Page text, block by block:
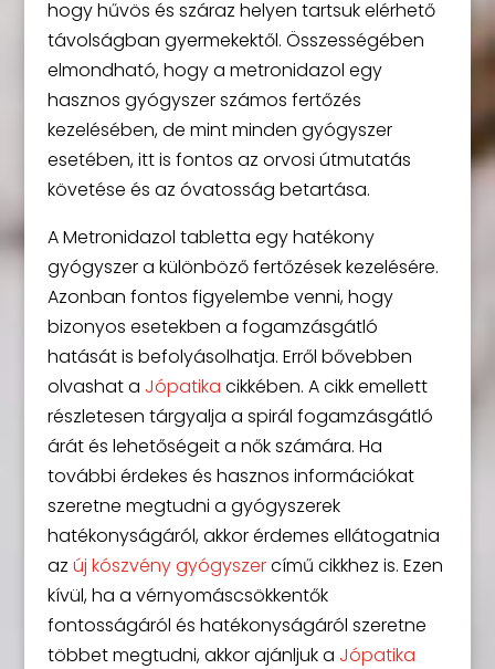
hogy hűvös és száraz helyen tartsuk elérhető
távolságban gyermekektől. Összességében
elmondható, hogy a metronidazol egy
hasznos gyógyszer számos fertőzés
kezelésében, de mint minden gyógyszer
esetében, itt is fontos az orvosi útmutatás
követése és az óvatosság betartása.
A Metronidazol tabletta egy hatékony
gyógyszer a különböző fertőzések kezelésére.
Azonban fontos figyelembe venni, hogy
bizonyos esetekben a fogamzásgátló
hatását is befolyásolhatja. Erről bővebben
olvashat a Jópatika cikkében. A cikk emellett
részletesen tárgyalja a spirál fogamzásgátló
árát és lehetőségeit a nők számára. Ha
további érdekes és hasznos információkat
szeretne megtudni a gyógyszerek
hatékonyságáról, akkor érdemes ellátogatnia
az új kószvény gyógyszercímű cikkhez is. Ezen
kívül, ha a vérnyomáscsökkentők
fontosságáról és hatékonyságáról szeretne
többet megtudni, akkor ajánljuk a Jópatika